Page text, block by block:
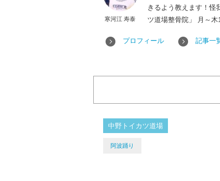
寒河江 寿泰
きるよう教えます！怪
ツ道場整骨院」 月～
プロフィール 記事一
中野トイカツ道場
阿波踊り